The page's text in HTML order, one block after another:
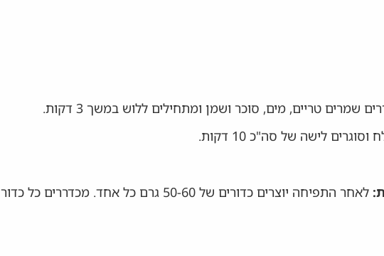
טריים, מים, סוכר ושמן ומתחילים ללוש במשך 3 דקות.
לאחר התפיחה יוצרים כדורים של 50-60 גרם כל אחד. מכדררים כל כדור